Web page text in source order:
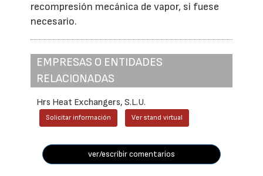
recompresión mecánica de vapor, si fuese
necesario.
EMPRESAS O ENTIDADES
RELACIONADAS
Hrs Heat Exchangers, S.L.U.
Solicitar información Ver stand virtual
ver/escribir comentarios